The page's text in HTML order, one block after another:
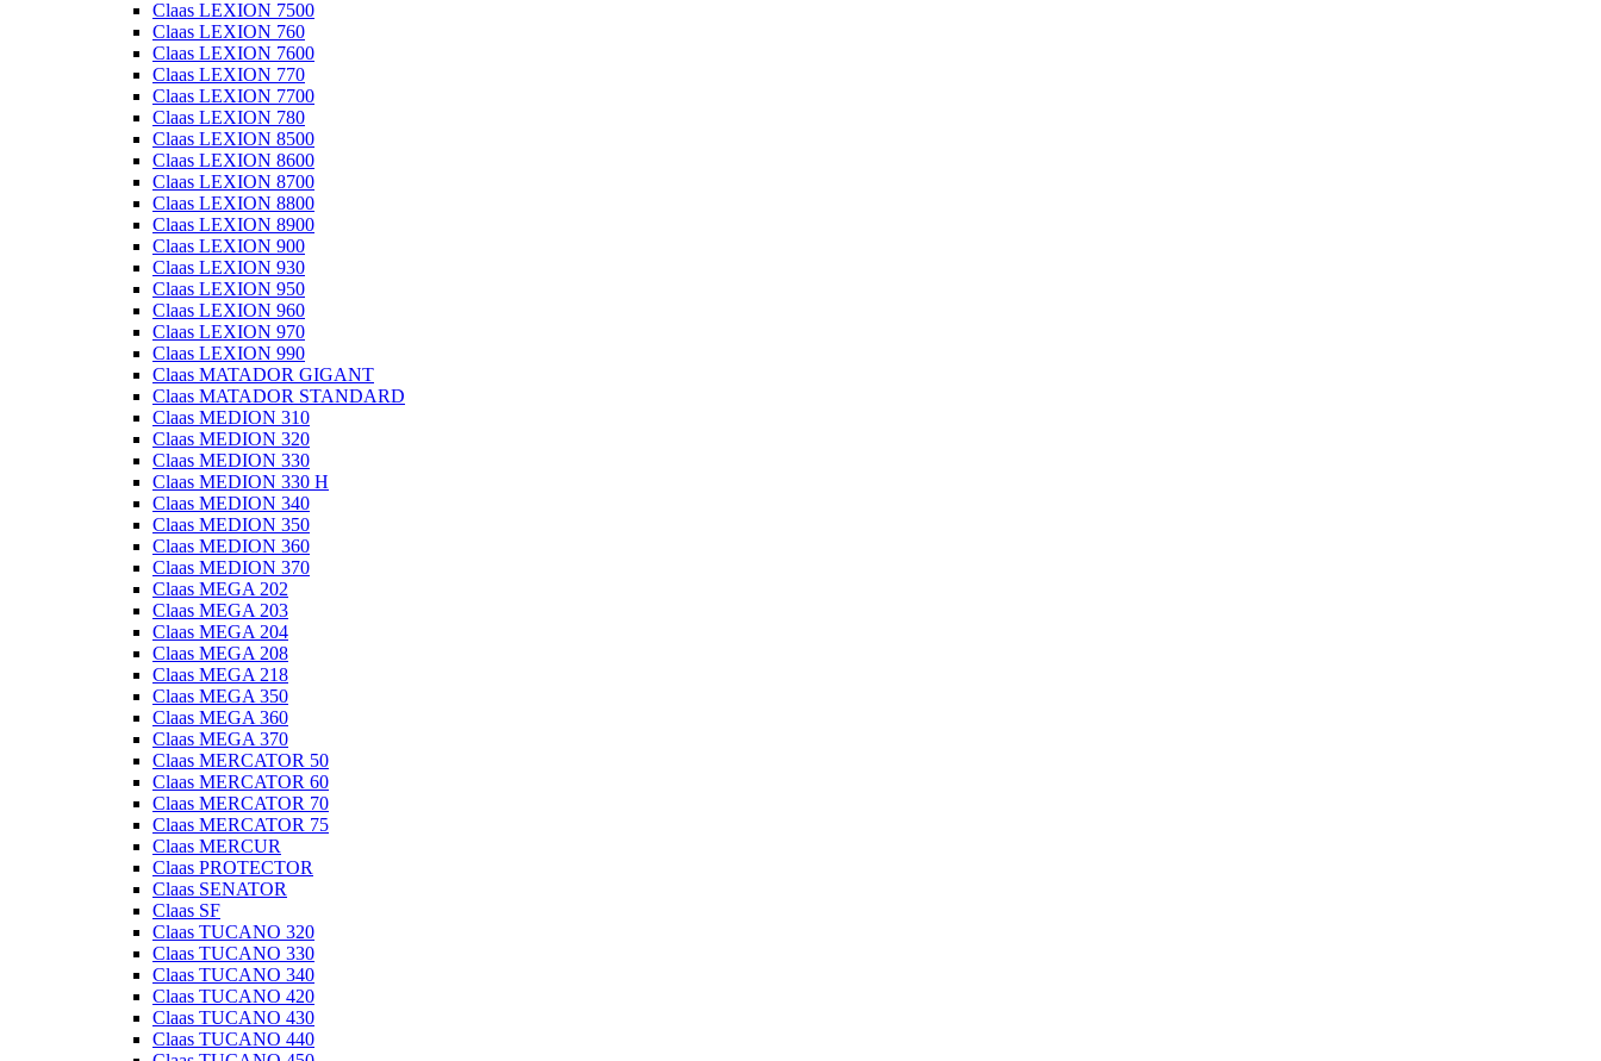
Claas LEXION 7500
Claas LEXION 760
Claas LEXION 7600
Claas LEXION 770
Claas LEXION 7700
Claas LEXION 780
Claas LEXION 8500
Claas LEXION 8600
Claas LEXION 8700
Claas LEXION 8800
Claas LEXION 8900
Claas LEXION 900
Claas LEXION 930
Claas LEXION 950
Claas LEXION 960
Claas LEXION 970
Claas LEXION 990
Claas MATADOR GIGANT
Claas MATADOR STANDARD
Claas MEDION 310
Claas MEDION 320
Claas MEDION 330
Claas MEDION 330 H
Claas MEDION 340
Claas MEDION 350
Claas MEDION 360
Claas MEDION 370
Claas MEGA 202
Claas MEGA 203
Claas MEGA 204
Claas MEGA 208
Claas MEGA 218
Claas MEGA 350
Claas MEGA 360
Claas MEGA 370
Claas MERCATOR 50
Claas MERCATOR 60
Claas MERCATOR 70
Claas MERCATOR 75
Claas MERCUR
Claas PROTECTOR
Claas SENATOR
Claas SF
Claas TUCANO 320
Claas TUCANO 330
Claas TUCANO 340
Claas TUCANO 420
Claas TUCANO 430
Claas TUCANO 440